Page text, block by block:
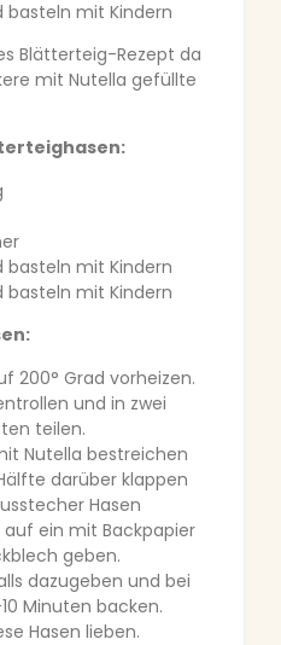
Blätterteig-Rezept da
mit Nutella gefüllte
200° Grad vorheizen.
und in zwei
teilen.
Nutella bestreichen
darüber klappen
Hasen
ein mit Backpapier
geben.
dazugeben und bei
Minuten backen.
Hasen lieben.